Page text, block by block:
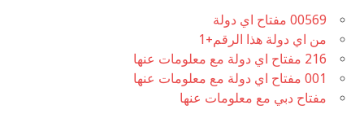
00569 مفتاح اي دولة
من اي دولة هذا الرقم+1
216 مفتاح اي دولة مع معلومات عنها
001 مفتاح اي دولة مع معلومات عنها
مفتاح دبي مع معلومات عنها